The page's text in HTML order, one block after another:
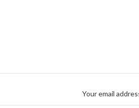
Your email